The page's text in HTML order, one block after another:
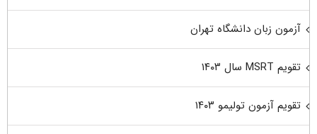
آزمون زبان دانشگاه تهران
تقویم MSRT سال ۱۴۰۳
تقویم آزمون تولیمو ۱۴۰۳